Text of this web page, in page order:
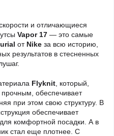
и отличающиеся
Vapor 17 — это самые
от Nike за всю историю,
результатов в стесненных
Flyknit , который,
обеспечивает
при этом свою структуру. В
обеспечивает
комфортной посадки. А в
стал еще плотнее. С